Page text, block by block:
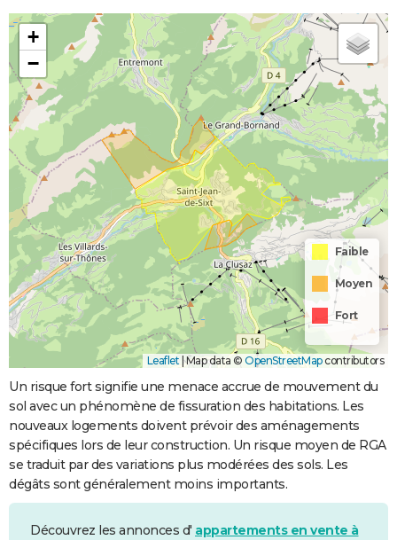
+
−
Faible
Moyen
Fort
Leaflet Map data © OpenStreetMapcontributors
Un risque fort signifie une menace accrue de mouvement du
sol avec un phénomène de fissuration des habitations. Les
nouveaux logements doivent prévoir des aménagements
spécifiques lors de leur construction. Un risque moyen de RGA
se traduit par des variations plus modérées des sols. Les
dégâts sont généralement moins importants.
Découvrez les annonces d' appartements en vente à